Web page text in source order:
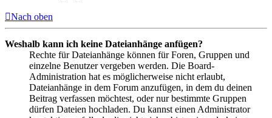
Nach oben
Weshalb kann ich keine Dateianhänge anfügen?
Rechte für Dateianhänge können für Foren, Gruppen und
einzelne Benutzer vergeben werden. Die Board-
Administration hat es möglicherweise nicht erlaubt,
Dateianhänge in dem Forum anzufügen, in dem du deinen
Beitrag verfassen möchtest, oder nur bestimmte Gruppen
dürfen Dateien hochladen. Du kannst einen Administrator